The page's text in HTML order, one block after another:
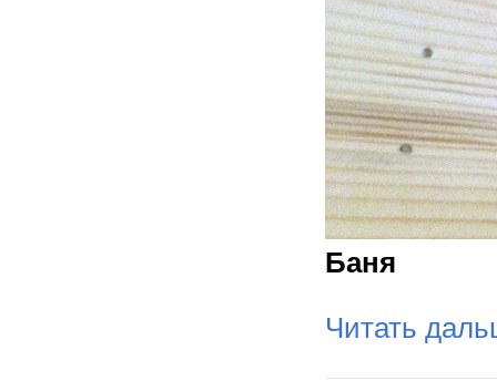
Баня
Читать